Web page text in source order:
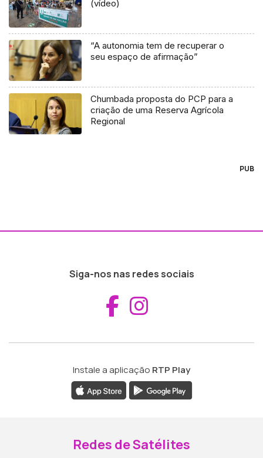
(vídeo)
“A autonomia tem de recuperar o
seu espaço de afirmação”
Chumbada proposta do PCP para a
criação de uma Reserva Agrícola
Regional
PUB
Siga-nos nas redes sociais
Aceder ao
Instale a aplicação RTP Play
Redes de Satélites